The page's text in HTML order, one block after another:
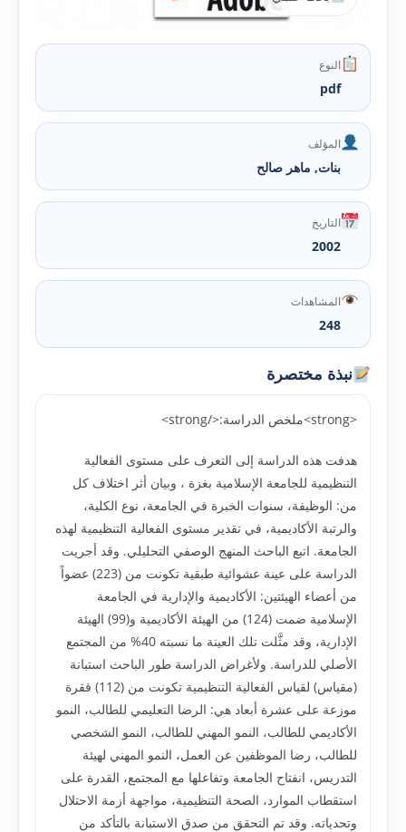
النوع
pdf
المؤلف
بنات, ماهر صالح
التاريخ
2002
المشاهدات
248
نبذة مختصرة
<strong>ملخص الدراسة:</strong>
هدفت هذه الدراسة إلى التعرف على مستوى الفعالية
التنظيمية للجامعة الإسلامية بغزة ، وبيان أثر اختلاف كل
من: الوظيفة، سنوات الخبرة في الجامعة، نوع الكلية،
والرتبة الأكاديمية، في تقدير مستوى الفعالية التنظيمية لهذه
الجامعة. اتبع الباحث المنهج الوصفي التحليلي. وقد أجريت
الدراسة على عينة عشوائية طبقية تكونت من (223) عضواً
من أعضاء الهيئتين: الأكاديمية والإدارية في الجامعة
الإسلامية ضمت (124) من الهيئة الأكاديمية و(99) الهيئة
الإدارية، وقد مثَّلت تلك العينة ما نسبته 40% من المجتمع
الأصلي للدراسة. ولأغراض الدراسة طور الباحث استبانة
(مقياس) لقياس الفعالية التنظيمية تكونت من (112) فقرة
موزعة على عشرة أبعاد هي: الرضا التعليمي للطالب، النمو
الأكاديمي للطالب، النمو المهني للطالب، النمو الشخصي
للطالب، رضا الموظفين عن العمل، النمو المهني لهيئة
التدريس، انفتاح الجامعة وتفاعلها مع المجتمع، القدرة على
استقطاب الموارد، الصحة التنظيمية، مواجهة أزمة الاحتلال
وتحدياته. وقد تم التحقق من صدق الاستبانة بالتأكد من